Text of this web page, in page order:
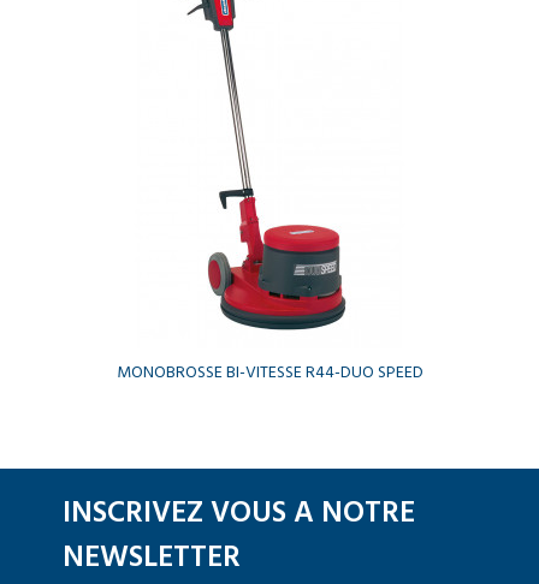
MONOBROSSE BI-VITESSE R44-DUO SPEED
INSCRIVEZ VOUS A NOTRE
NEWSLETTER